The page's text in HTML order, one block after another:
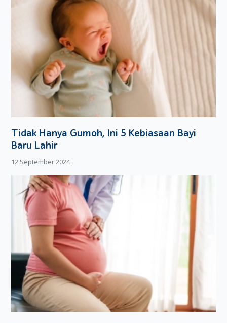
Tidak Hanya Gumoh, Ini 5 Kebiasaan Bayi
Baru Lahir
12 September 2024